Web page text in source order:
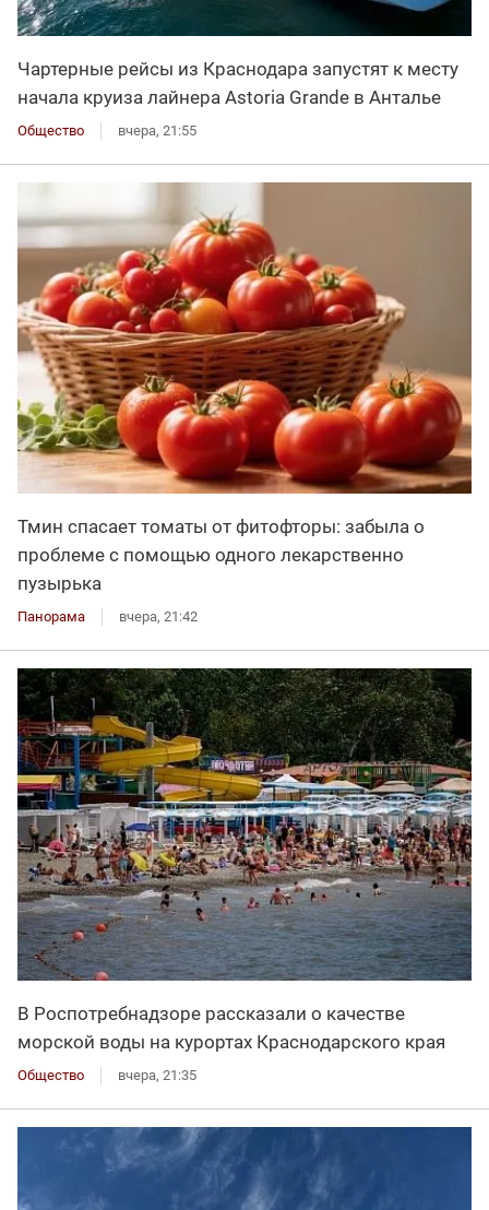
Чартерные рейсы из Краснодара запустят к месту
начала круиза лайнера Astoria Grande в Анталье
Общество вчера, 21:55
Тмин спасает томаты от фитофторы: забыла о
проблеме с помощью одного лекарственно
пузырька
Панорама вчера, 21:42
В Роспотребнадзоре рассказали о качестве
морской воды на курортах Краснодарского края
Общество вчера, 21:35